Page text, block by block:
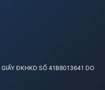
ĐKHKD SỐ 41B8013641 DO